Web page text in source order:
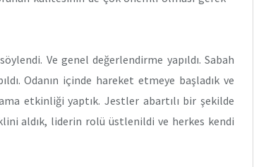
Ve genel değerlendirme yapıldı. Sabah
Odanın içinde hareket etmeye başladık ve
etkinliği yaptık. Jestler abartılı bir şekilde
aldık, liderin rolü üstlenildi ve herkes kendi